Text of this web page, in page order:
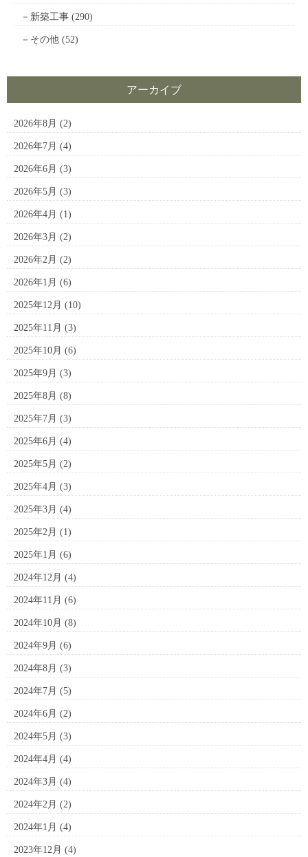
新築工事 (290)
その他 (52)
アーカイブ
2026年8月 (2)
2026年7月 (4)
2026年6月 (3)
2026年5月 (3)
2026年4月 (1)
2026年3月 (2)
2026年2月 (2)
2026年1月 (6)
2025年12月 (10)
2025年11月 (3)
2025年10月 (6)
2025年9月 (3)
2025年8月 (8)
2025年7月 (3)
2025年6月 (4)
2025年5月 (2)
2025年4月 (3)
2025年3月 (4)
2025年2月 (1)
2025年1月 (6)
2024年12月 (4)
2024年11月 (6)
2024年10月 (8)
2024年9月 (6)
2024年8月 (3)
2024年7月 (5)
2024年6月 (2)
2024年5月 (3)
2024年4月 (4)
2024年3月 (4)
2024年2月 (2)
2024年1月 (4)
2023年12月 (4)